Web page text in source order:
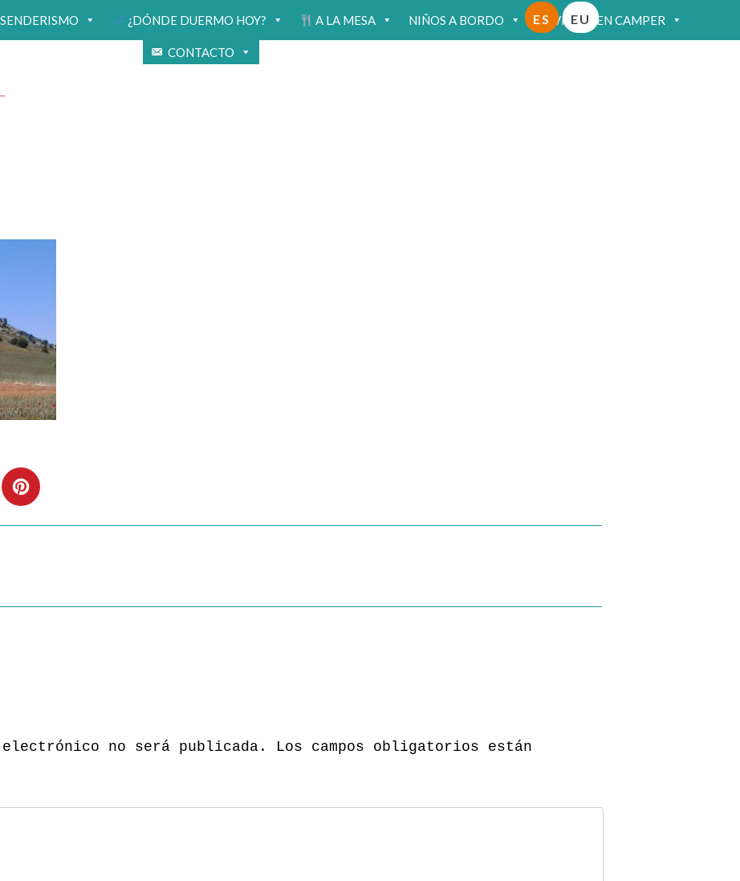
SENDERISMO ¿DÓNDE DUERMO HOY? A LA MESA NIÑOS A BORDO VIAJAR EN CAMPER
CONTACTO
ES EU
no será publicada.
Los campos obligatorios están